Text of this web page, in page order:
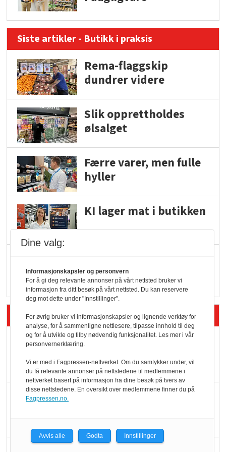
Siste artikler - Butikk i praksis
Rema-flaggskip
dundrer videre
Slik opprettholdes
ølsalget
Færre varer, men fulle
hyller
KI lager mat i butikken
Rema i 2025
Siste artikler - Økologisk
Kolonihagens norske
yoghurt: Trues av
melkemangel
Marit Kolby vant
hederspris
Dine valg:
Informasjonskapsler og personvern
For å gi deg relevante annonser på vårt nettsted bruker vi
informasjon fra ditt besøk på vårt nettsted. Du kan reservere
deg mot dette under "Innstillinger".
For øvrig bruker vi informasjonskapsler og lignende verktøy for
analyse, for å sammenligne nettlesere, tilpasse innhold til deg
og for å utvikle og tilby nødvendig funksjonalitet. Les mer i vår
personvernerklæring.
Vi er med i Fagpressen-nettverket. Om du samtykker under, vil
du få relevante annonser på nettstedene til medlemmene i
nettverket basert på informasjon fra dine besøk på tvers av
disse nettstedene. En oversikt over medlemmene finner du på
Fagpressen.no.
Avvis alle Godta Innstillinger